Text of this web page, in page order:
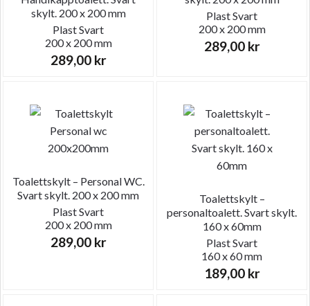
skylt. 200 x 200 mm
PlastSvart
200 x 200 mm
289,00 kr
PlastSvart
200 x 200 mm
289,00 kr
Toalettskylt – Personal WC.
Svart skylt. 200 x 200 mm
PlastSvart
200 x 200 mm
289,00 kr
Toalettskylt –
personaltoalett. Svart skylt.
160 x 60mm
PlastSvart
160 x 60 mm
189,00 kr